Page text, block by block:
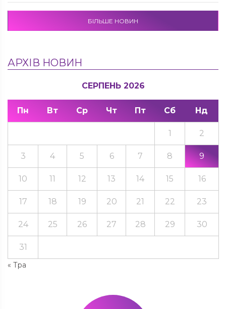
БІЛЬШЕ НОВИН
АРХІВ НОВИН
СЕРПЕНЬ 2026
Пн Вт Ср Чт Пт Сб Нд
« Тра
1 2
3 4 5 6 7 8 9
10 11 12 13 14 15 16
17 18 19 20 21 22 23
24 25 26 27 28 29 30
31